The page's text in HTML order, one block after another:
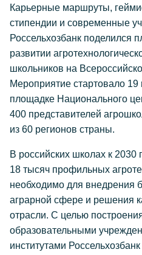
Карьерные маршруты,
стипендии и современные
Россельхозбанк поделился
развитии
школьников на
Мероприятие стартовало
площадке Национального
400 представителей
из 60 регионов страны.
В российских школах к 2030
18 тысяч профильных
необходимо для внедрения
аграрной сфере и решения
отрасли. С целью
образовательными
институтами